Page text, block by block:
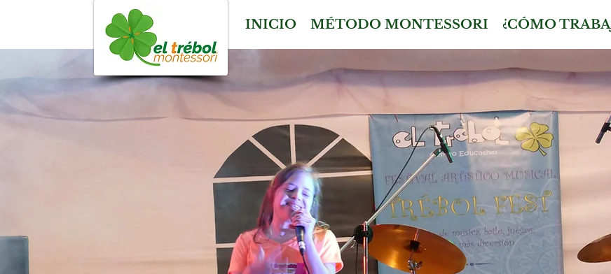
INICIO MÉTODO MONTESSORI ¿CÓMO